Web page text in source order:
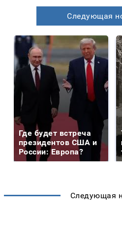
Следующая
Где будет встреча
президентов США и
России: Европа?
Следующая